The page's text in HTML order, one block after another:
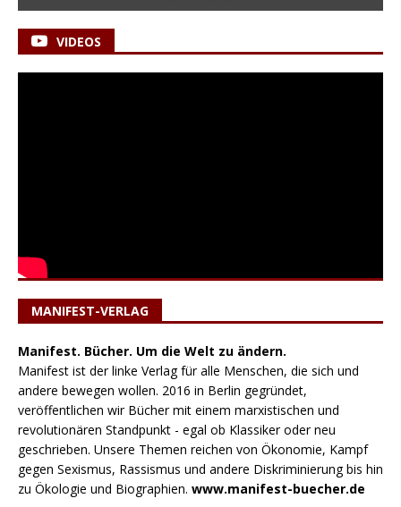
VIDEOS
MANIFEST-VERLAG
Manifest. Bücher. Um die Welt zu ändern.
Manifest ist der linke Verlag für alle Menschen, die sich und
andere bewegen wollen. 2016 in Berlin gegründet,
veröffentlichen wir Bücher mit einem marxistischen und
revolutionären Standpunkt - egal ob Klassiker oder neu
geschrieben. Unsere Themen reichen von Ökonomie, Kampf
gegen Sexismus, Rassismus und andere Diskriminierung bis hin
zu Ökologie und Biographien. www.manifest-buecher.de